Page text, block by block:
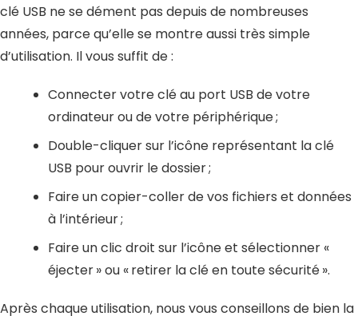
clé USB ne se dément pas depuis de nombreuses
années, parce qu’elle se montre aussi très simple
d’utilisation. Il vous suffit de :
Connecter votre clé au port USB de votre
ordinateur ou de votre périphérique ;
Double-cliquer sur l’icône représentant la clé
USB pour ouvrir le dossier ;
Faire un copier-coller de vos fichiers et données
à l’intérieur ;
Faire un clic droit sur l’icône et sélectionner «
éjecter » ou « retirer la clé en toute sécurité ».
Après chaque utilisation, nous vous conseillons de bien la